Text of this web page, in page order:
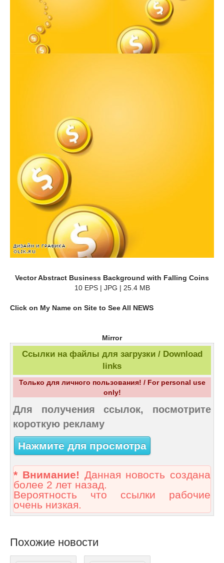
Vector Abstract Business Background with Falling Coins
10 EPS | JPG | 25.4 MB
Click on My Name on Site to See All NEWS
Mirror
Ссылки на файлы для загрузки / Download
links
Только для личного пользования! / For personal use
only!
Для получения ссылок, посмотрите
короткую рекламу
Нажмите для просмотра
* Внимание! Данная новость создана
более 2 лет назад.
Вероятность что ссылки рабочие
очень низкая.
Похожие новости